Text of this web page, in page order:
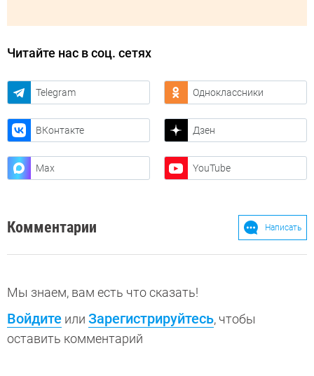
Читайте нас в соц. сетях
Telegram Одноклассники
ВКонтакте Дзен
Max YouTube
Комментарии Написать
Мы знаем, вам есть что сказать!
Войдите или Зарегистрируйтесь, чтобы
оставить комментарий